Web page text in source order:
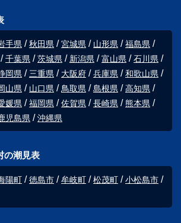
手県 秋田県 宮城県 山形県
福島県
千葉県 茨城県 新潟県 富山県
石川県
岡県 三重県 大阪府 兵庫県
和歌山県
山県 山口県 鳥取県 島根県
高知県
媛県 福岡県 佐賀県 長崎県
熊本県
児島県 沖縄県
の潮見表
陽町 徳島市 牟岐町 松茂町
小松島市